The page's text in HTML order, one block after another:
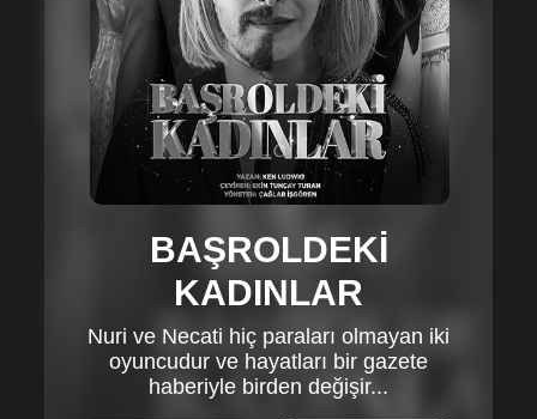
BAŞROLDEKİ
KADINLAR
Nuri ve Necati hiç paraları olmayan iki
oyuncudur ve hayatları bir gazete
haberiyle birden değişir...